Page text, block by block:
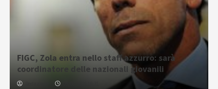
FIGC, Zola entra nello staff azzurro: sarà
coordinatore delle nazionali giovanili